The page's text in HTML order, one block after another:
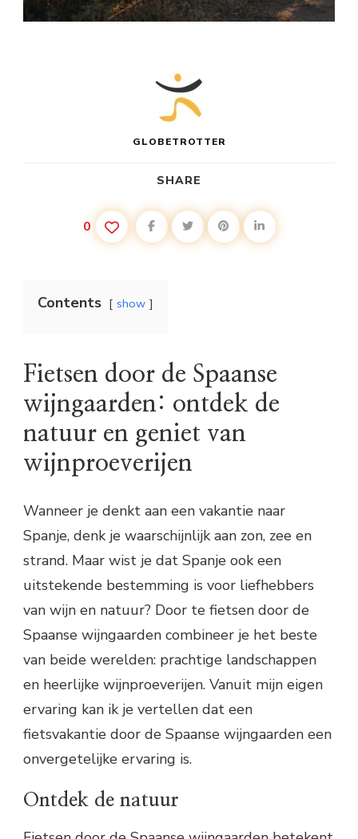
GLOBETROTTER
SHARE
0
Contents show
Fietsen door de Spaanse
wijngaarden: ontdek de
natuur en geniet van
wijnproeverijen
Wanneer je denkt aan een vakantie naar
Spanje, denk je waarschijnlijk aan zon, zee en
strand. Maar wist je dat Spanje ook een
uitstekende bestemming is voor liefhebbers
van wijn en natuur? Door te fietsen door de
Spaanse wijngaarden combineer je het beste
van beide werelden: prachtige landschappen
en heerlijke wijnproeverijen. Vanuit mijn eigen
ervaring kan ik je vertellen dat een
fietsvakantie door de Spaanse wijngaarden een
onvergetelijke ervaring is.
Ontdek de natuur